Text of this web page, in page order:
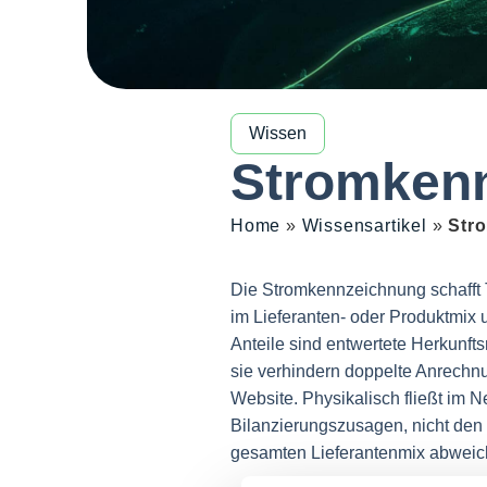
Wissen
Home » Wissensartikel »
Die Stromkennzeichnung
im Lieferanten- oder Produktmix
Anteile sind entwertete
sie verhindern doppelte
Website. Physikalisch fließt im
Bilanzierungszusagen, nicht
gesamten Lieferantenmix